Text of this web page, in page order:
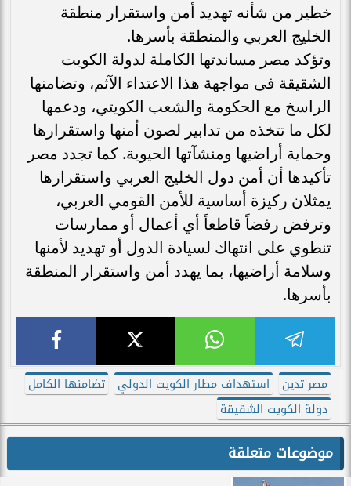
خطير من شأنه تهديد أمن واستقرار منطقة
الخليج العربي والمنطقة بأسرها.
وتؤكد مصر مساندتها الكاملة لدولة الكويت
الشقيقة فى مواجهة هذا الاعتداء الآثم، وتضامنها
الراسخ مع الحكومة والشعب الكويتي، ودعمها
لكل ما تتخذه من تدابير لصون أمنها واستقرارها
وحماية أراضيها ومنشآتها الحيوية. كما تجدد مصر
تأكيدها أن أمن دول الخليج العربي واستقرارها
يمثلان ركيزة أساسية للأمن القومي العربي،
وترفض رفضاً قاطعاً أي أعمال أو ممارسات
تنطوي على انتهاك لسيادة الدول أو تهديد لأمنها
وسلامة أراضيها، بما يهدد أمن واستقرار المنطقة
بأسرها.
مصر تدين استهداف مطار الكويت الدولي
تضامنها الكامل
دولة الكويت الشقيقة
موضوعات متعلقة